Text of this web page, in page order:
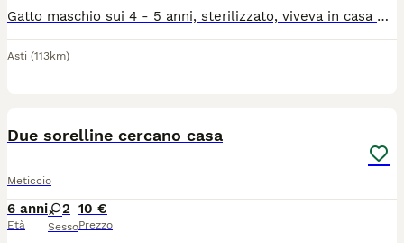
Gatto maschio sui 4 - 5 anni, sterilizzato, viveva in casa ma adesso è randagio da un annetto, ha necessità di una casa con giardino perché è abituato a vivere in giro. Si può vedere la sera verso le otto - otto e mezza in zona Piazza d'Armi quando viene a mangiare. Si chiama Isi. La zona in cui vive sarà ristrutturata dal proprietario a Settembre e stiamo cercando una famiglia responsabile per il nostro amico a quattro zampe. Molto socievole e ciarliero
Asti (113km)
Due sorelline cercano casa
Meticcio
6 anni
Età
2
Sesso
10 €
Prezzo